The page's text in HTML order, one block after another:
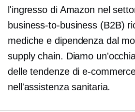
l'ingresso di Amazon nel
business-to-business (B2B)
mediche e dipendenza dal
supply chain. Diamo
delle tendenze di e-
nell'assistenza sanitaria.